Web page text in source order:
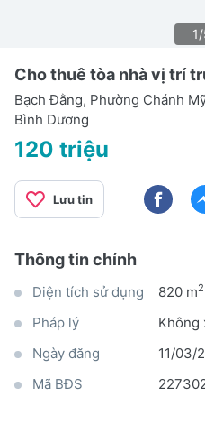
Cho thuê tòa nhà vị trí
Bạch Đằng, Phường Chánh
Bình Dương
120 triệu
Lưu tin
Thông tin chính
Diện tích sử dụng 820 m2
Pháp lý
Không
Ngày đăng
11/03/
Mã BĐS